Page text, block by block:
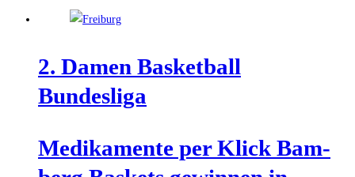
2. Damen Bas­ket­ball
Bundesliga
Medi­ka­men­te per Klick Bam­